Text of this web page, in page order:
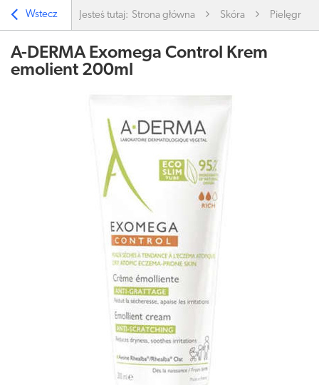
Wstecz Jesteś tutaj: Strona główna Skóra
A-DERMA Exomega Control Krem
emolient 200ml